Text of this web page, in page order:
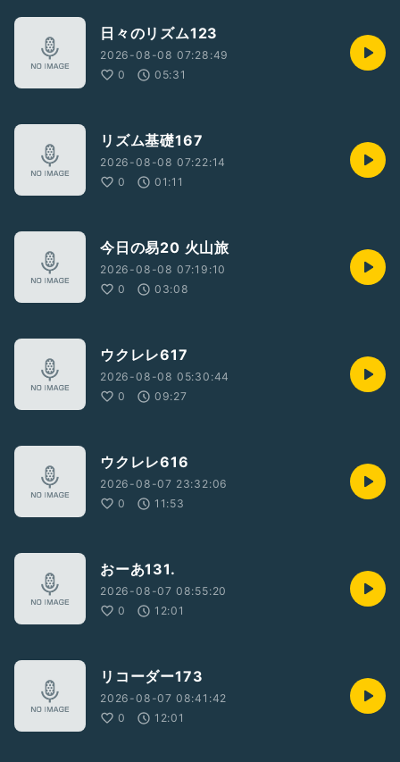
日々のリズム123
2026-08-08 07:28:49
0
05:31
リズム基礎167
2026-08-08 07:22:14
0
01:11
今日の易20 火山旅
2026-08-08 07:19:10
0
03:08
ウクレレ617
2026-08-08 05:30:44
0
09:27
ウクレレ616
2026-08-07 23:32:06
0
11:53
おーあ131.
2026-08-07 08:55:20
0
12:01
リコーダー173
2026-08-07 08:41:42
0
12:01